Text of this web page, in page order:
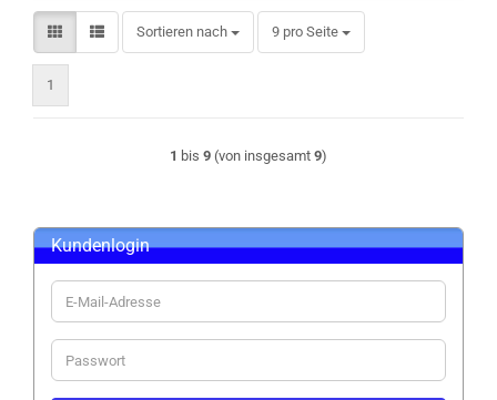
Sortieren nach
Sortieren nach 9 pro Seite
pro Seite
1
1 bis 9 (von insgesamt 9)
Kundenlogin
E-
Mail-
Adresse
Passwort